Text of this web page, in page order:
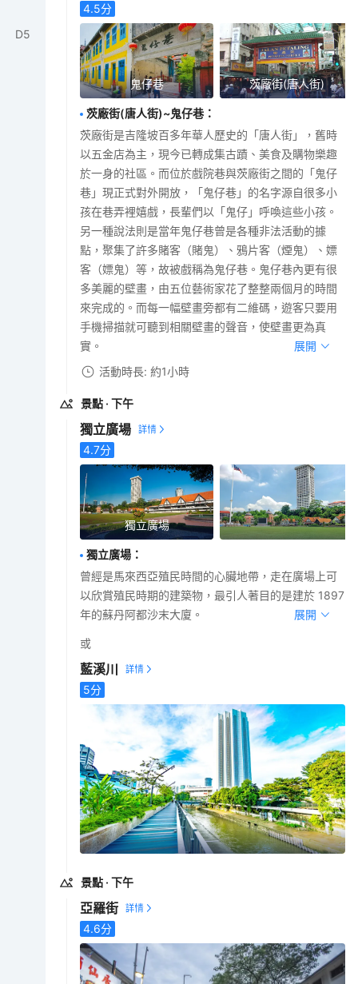
D5
4.5分
鬼仔巷 茨廠街(唐人街)
茨廠街(唐人街)~鬼仔巷 ：
茨廠街是吉隆坡百多年華人歷史的「唐人街」，舊時
以五金店為主，現今已轉成集古蹟、美食及購物樂趣
於一身的社區。而位於戲院巷與茨廠街之間的「鬼仔
巷」現正式對外開放，「鬼仔巷」的名字源自很多小
孩在巷弄裡嬉戲，長輩們以「鬼仔」呼喚這些小孩。
另一種說法則是當年鬼仔巷曾是各種非法活動的據
點，聚集了許多賭客（賭鬼）、鴉片客（煙鬼）、嫖
客（嫖鬼）等，故被戲稱為鬼仔巷。鬼仔巷內更有很
多美麗的壁畫，由五位藝術家花了整整兩個月的時間
來完成的。而每一幅壁畫旁都有二維碼，遊客只要用
手機掃描就可聽到相關壁畫的聲音，使壁畫更為真
實。
展開
活動時長: 約1小時
景點 · 下午
獨立廣場
4.7分
獨立廣場
獨立廣場 ：
曾經是馬來西亞殖民時間的心臟地帶，走在廣場上可
以欣賞殖民時期的建築物，最引人著目的是建於 1897
年的蘇丹阿都沙末大廈。
展開
或
藍溪川
5分
景點 · 下午
亞羅街
4.6分